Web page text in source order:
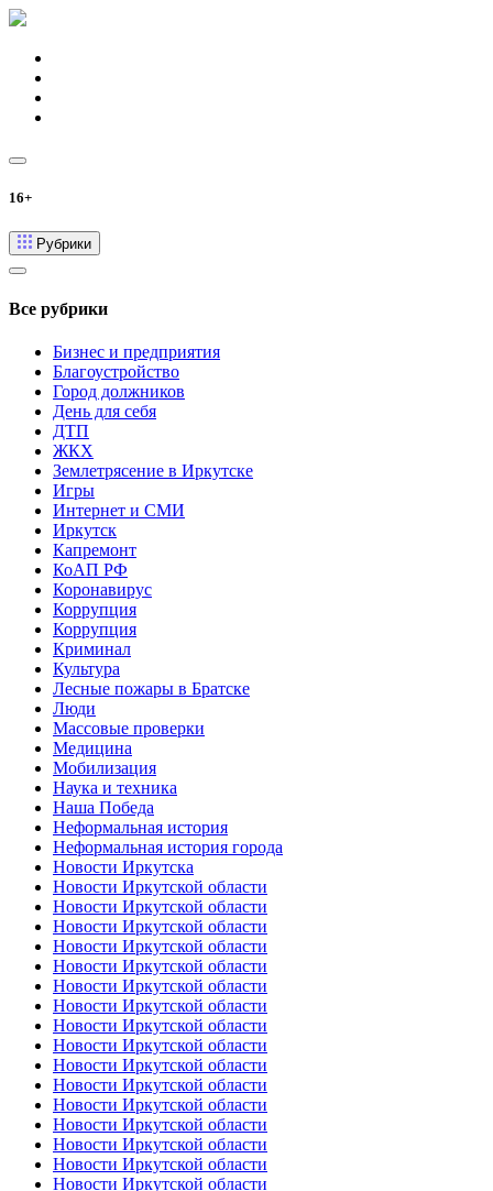
16+
Рубрики
Все рубрики
Бизнес и предприятия
Благоустройство
Город должников
День для себя
ДТП
ЖКХ
Землетрясение в Иркутске
Игры
Интернет и СМИ
Иркутск
Капремонт
КоАП РФ
Коронавирус
Коррупция
Коррупция
Криминал
Культура
Лесные пожары в Братске
Люди
Массовые проверки
Медицина
Мобилизация
Наука и техника
Наша Победа
Неформальная история
Неформальная история города
Новости Иркутска
Новости Иркутской области
Новости Иркутской области
Новости Иркутской области
Новости Иркутской области
Новости Иркутской области
Новости Иркутской области
Новости Иркутской области
Новости Иркутской области
Новости Иркутской области
Новости Иркутской области
Новости Иркутской области
Новости Иркутской области
Новости Иркутской области
Новости Иркутской области
Новости Иркутской области
Новости Иркутской области